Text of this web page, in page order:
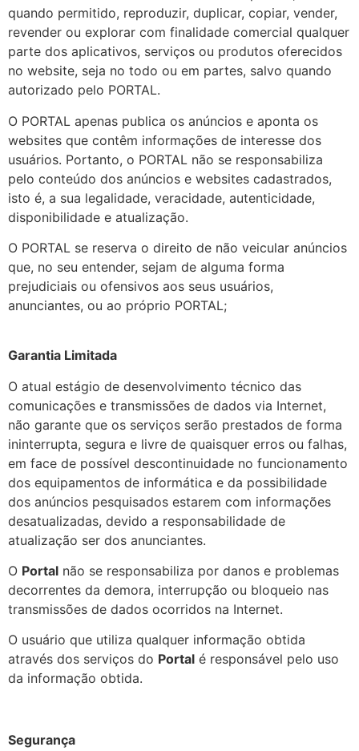
quando permitido, reproduzir, duplicar, copiar, vender,
revender ou explorar com finalidade comercial qualquer
parte dos aplicativos, serviços ou produtos oferecidos
no website, seja no todo ou em partes, salvo quando
autorizado pelo PORTAL.
O PORTAL apenas publica os anúncios e aponta os
websites que contêm informações de interesse dos
usuários. Portanto, o PORTAL não se responsabiliza
pelo conteúdo dos anúncios e websites cadastrados,
isto é, a sua legalidade, veracidade, autenticidade,
disponibilidade e atualização.
O PORTAL se reserva o direito de não veicular anúncios
que, no seu entender, sejam de alguma forma
prejudiciais ou ofensivos aos seus usuários,
anunciantes, ou ao próprio PORTAL;
Garantia Limitada
O atual estágio de desenvolvimento técnico das
comunicações e transmissões de dados via Internet,
não garante que os serviços serão prestados de forma
ininterrupta, segura e livre de quaisquer erros ou falhas,
em face de possível descontinuidade no funcionamento
dos equipamentos de informática e da possibilidade
dos anúncios pesquisados estarem com informações
desatualizadas, devido a responsabilidade de
atualização ser dos anunciantes.
O Portal não se responsabiliza por danos e problemas
decorrentes da demora, interrupção ou bloqueio nas
transmissões de dados ocorridos na Internet.
O usuário que utiliza qualquer informação obtida
através dos serviços do Portal é responsável pelo uso
da informação obtida.
Segurança